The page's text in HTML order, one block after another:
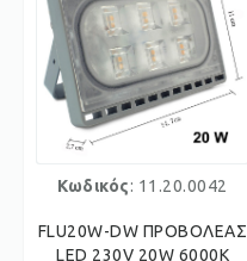
Κωδικός: 11.20.0042
FLU20W-DW ΠΡΟΒΟΛΕΑΣ
LED 230V 20W 6000K